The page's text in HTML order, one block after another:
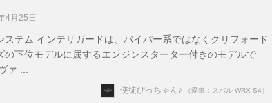
4月25日
テム インテリガードは、バイパー系ではなくクリフォード
下位モデルに属するエンジンスターター付きのモデルで
ァ ...
使徒ぴっちゃん♪ （愛車：スバル WRX S4）